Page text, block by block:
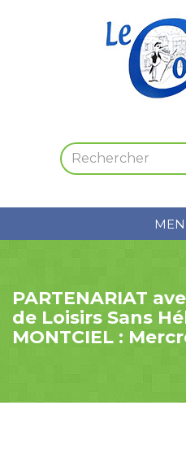
PARTENARIAT
de Loisirs Sans
MONTCIEL :